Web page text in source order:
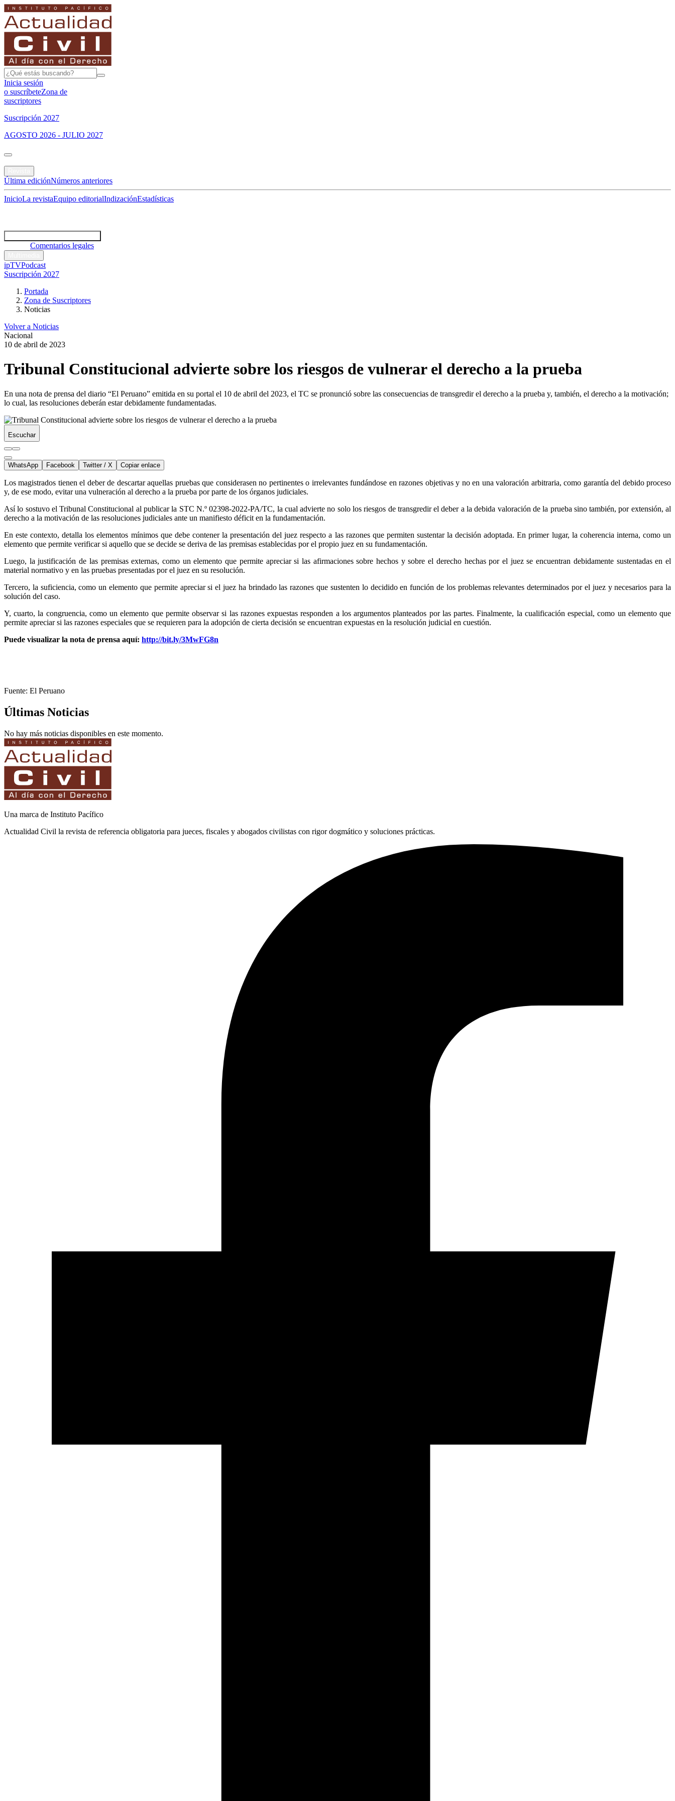
Inicia sesión
o suscríbeteZona de
suscriptores
Suscripción 2027
AGOSTO 2026 - JULIO 2027
Última ediciónNúmeros anteriores
InicioLa revistaEquipo editorialIndizaciónEstadísticas
Comentarios legales
ipTVPodcast
Suscripción 2027
Portada
Zona de Suscriptores
Noticias
Volver a Noticias
Nacional
10 de abril de 2023
Tribunal Constitucional advierte sobre los riesgos de vulnerar el derecho a la prueba
En una nota de prensa del diario “El Peruano” emitida en su portal el 10 de abril del 2023, el TC se pronunció sobre las consecuencias de transgredir el derecho a la prueba y, también, el derecho a la motivación;
lo cual, las resoluciones deberán estar debidamente fundamentadas.
Escuchar
WhatsApp Facebook Twitter / X Copiar enlace
Los magistrados tienen el deber de descartar aquellas pruebas que considerasen no pertinentes o irrelevantes fundándose en razones objetivas y no en una valoración arbitraria, como garantía del debido proceso
y, de ese modo, evitar una vulneración al derecho a la prueba por parte de los órganos judiciales.
Así lo sostuvo el Tribunal Constitucional al publicar la STC N.º 02398-2022-PA/TC, la cual advierte no solo los riesgos de transgredir el deber a la debida valoración de la prueba sino también, por extensión, al
derecho a la motivación de las resoluciones judiciales ante un manifiesto déficit en la fundamentación.
En este contexto, detalla los elementos mínimos que debe contener la presentación del juez respecto a las razones que permiten sustentar la decisión adoptada. En primer lugar, la coherencia interna, como un
elemento que permite verificar si aquello que se decide se deriva de las premisas establecidas por el propio juez en su fundamentación.
Luego, la justificación de las premisas externas, como un elemento que permite apreciar si las afirmaciones sobre hechos y sobre el derecho hechas por el juez se encuentran debidamente sustentadas en el
material normativo y en las pruebas presentadas por el juez en su resolución.
Tercero, la suficiencia, como un elemento que permite apreciar si el juez ha brindado las razones que sustenten lo decidido en función de los problemas relevantes determinados por el juez y necesarios para la
solución del caso.
Y, cuarto, la congruencia, como un elemento que permite observar si las razones expuestas responden a los argumentos planteados por las partes. Finalmente, la cualificación especial, como un elemento que
permite apreciar si las razones especiales que se requieren para la adopción de cierta decisión se encuentran expuestas en la resolución judicial en cuestión.
Puede visualizar la nota de prensa aquí: http://bit.ly/3MwFG8n
Fuente: El Peruano
Últimas Noticias
No hay más noticias disponibles en este momento.
Una marca de Instituto Pacífico
Actualidad Civil la revista de referencia obligatoria para jueces, fiscales y abogados civilistas con rigor dogmático y soluciones prácticas.